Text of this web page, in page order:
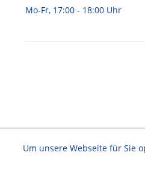
Mo-Fr, 17:00 - 18:00 Uhr
Um unsere Webseite für Sie